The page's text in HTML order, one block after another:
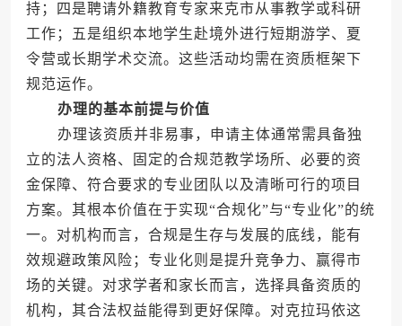
持；四是聘请外籍教育专家来克市从事教学或科研
工作；五是组织本地学生赴境外进行短期游学、夏
令营或长期学术交流。这些活动均需在资质框架下
规范运作。
办理的基本前提与价值
办理该资质并非易事，申请主体通常需具备独
立的法人资格、固定的合规范教学场所、必要的资
金保障、符合要求的专业团队以及清晰可行的项目
方案。其根本价值在于实现“合规化”与“专业化”的统
一。对机构而言，合规是生存与发展的底线，能有
效规避政策风险；专业化则是提升竞争力、赢得市
场的关键。对求学者和家长而言，选择具备资质的
机构，其合法权益能得到更好保障。对克拉玛依这